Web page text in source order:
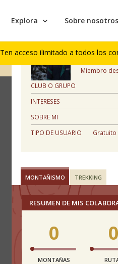
Explora Sobre nosotros
Ten acceso ilimitado a todos los
PERFIL
Miembro
CLUB O GRUPO
INTERESES
SOBRE MI
TIPO DE USUARIO
Gratuito
MONTAÑISMO TREKKING
RESUMEN DE MIS
0
MONTAÑAS
0